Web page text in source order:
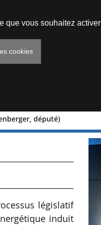
député)
législatif
induit
que vous souhaitez activer
cookies